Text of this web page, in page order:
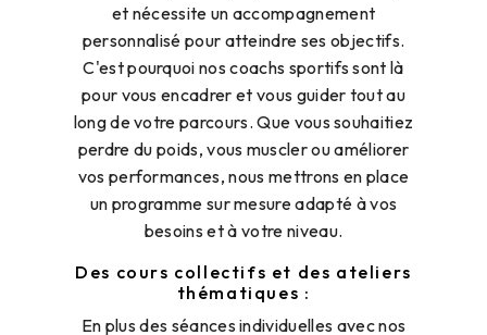
et nécessite un accompagnement
personnalisé pour atteindre ses objectifs.
C'est pourquoi nos coachs sportifs sont là
pour vous encadrer et vous guider tout au
long de votre parcours. Que vous souhaitiez
perdre du poids, vous muscler ou améliorer
vos performances, nous mettrons en place
un programme sur mesure adapté à vos
besoins et à votre niveau.
Des cours collectifs et des ateliers
thématiques :
En plus des séances individuelles avec nos